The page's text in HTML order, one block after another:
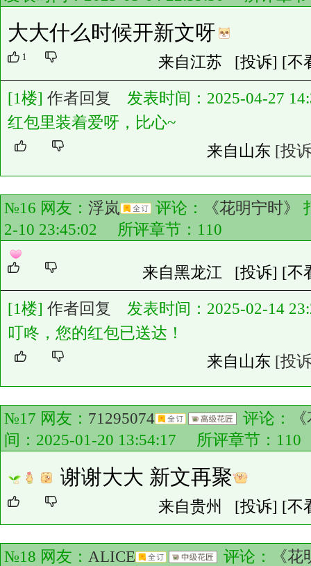
大大什么时候开新文呀
1 来自江苏 [投诉] [不
[1楼] 作者回复
发表时间：2025-04-27
红包里装着爱呀，比心~
来自山东 [投
№16 网友： 浮岚 评论： 《花明宁时》
2-10 23:45:02 所评章节： 110
来自黑龙江 [投诉] [不
[1楼] 作者回复
发表时间：2025-02-14
叮咚，您的红包已送达！
来自山东 [投
№17 网友： 71295074 评论：
间：2025-01-20 13:54:17 所评章节： 110
谢谢大大 新文再聚
来自贵州 [投诉] [不
№18 网友： ALICE 评论：
《